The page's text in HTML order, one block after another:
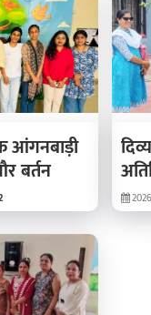
आंगनबाड़ी
बर्तन